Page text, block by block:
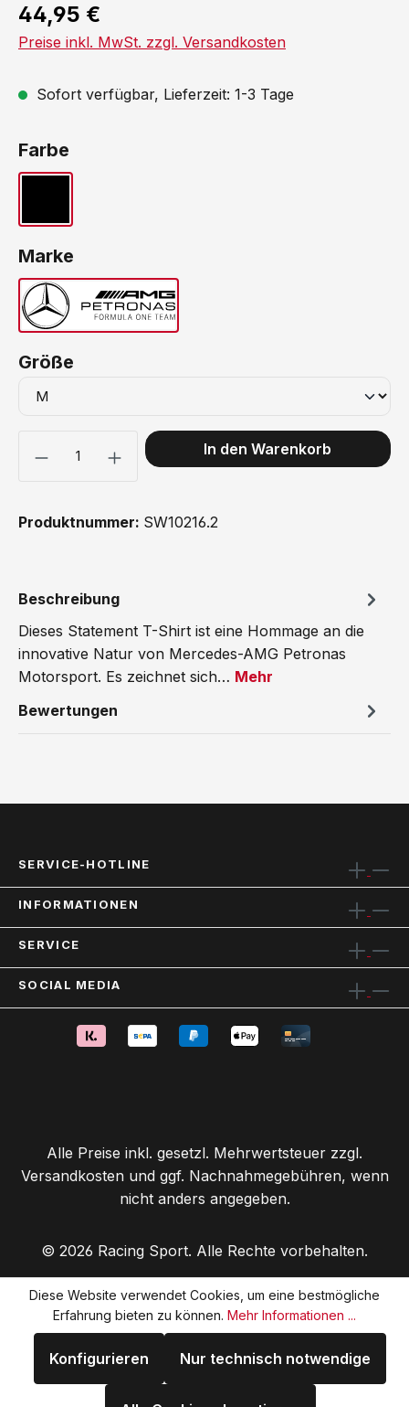
44,95 €
Preise inkl. MwSt. zzgl. Versandkosten
Sofort verfügbar, Lieferzeit: 1-3 Tage
Farbe
Marke
Mercedes
Größe
Produkt Anzahl: Gib den gewünschten Wert ein oder
In den Warenkorb
Produktnummer: SW10216.2
Beschreibung
Dieses Statement T-Shirt ist eine Hommage an die
innovative Natur von Mercedes-AMG Petronas
Motorsport. Es zeichnet sich… Mehr
Bewertungen
SERVICE-HOTLINE
INFORMATIONEN
SERVICE
SOCIAL MEDIA
Alle Preise inkl. gesetzl. Mehrwertsteuer zzgl.
Versandkostenund ggf. Nachnahmegebühren, wenn
nicht anders angegeben.
© 2026 Racing Sport. Alle Rechte vorbehalten.
Diese Website verwendet Cookies, um eine bestmögliche
Erfahrung bieten zu können. Mehr Informationen ...
Nur technisch notwendige
Konfigurieren